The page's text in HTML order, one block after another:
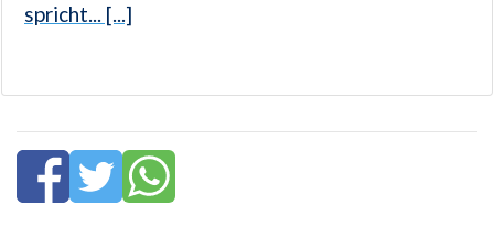
spricht... [...]